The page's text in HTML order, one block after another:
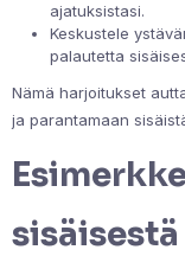
ajatuksistasi.
Keskustele
palautetta
Nämä harjoitukset
ja parantamaan